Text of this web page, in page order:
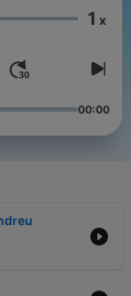
1 x
00:00